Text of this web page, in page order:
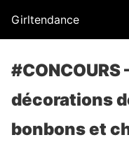
Girltendance
#CONCOURS
décorations
bonbons et